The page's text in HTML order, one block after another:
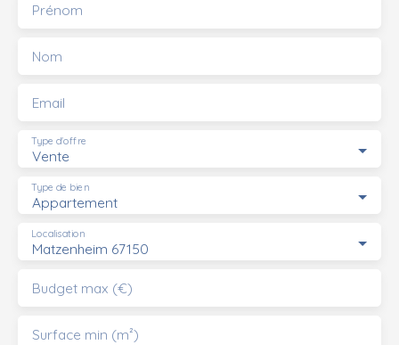
Prénom
Nom
Email
Vente
Type d'offre
Appartement
Type de bien
Matzenheim 67150
Localisation
Budget max (€)
Surface min (m²)